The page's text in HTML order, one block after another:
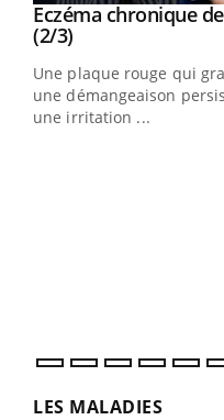
Youtube
Eczéma chronique
(2/3)Youtube
Une plaque rouge qui
une démangeaison
une irritation ...
LES MALADIES